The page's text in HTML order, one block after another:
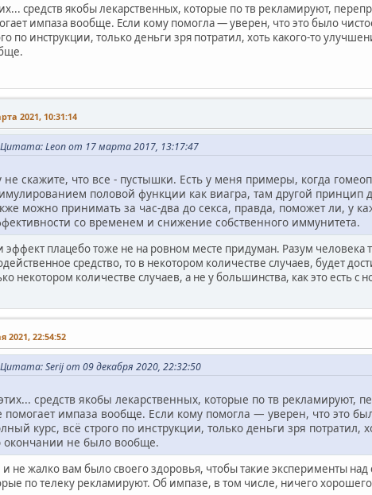
средств якобы лекарственных, которые по тв рекламируют,
импаза вообще. Если кому помогла — уверен, что это было
по инструкции, только деньги зря потратил, хоть какого-то
2021, 10:31:14
Цитата: Leon от 17 марта 2017, 13:17:47
не скажите, что все - пустышки. Есть у меня примеры, когда
половой функции как виагра, там другой принцип
можно принимать за час-два до секса, правда, поможет ли, у
со временем и снижение собственного иммунитета.
эффект плацебо тоже не на ровном месте придуман. Разум человека
средство, то в некотором количестве случаев, будет
некотором количестве случаев, а не у большинства, как это есть
2021, 22:54:52
Цитата: Serij от 09 декабря 2020, 22:32:50
средств якобы лекарственных, которые по тв рекламируют,
помогает импаза вообще. Если кому помогла — уверен, что это
курс, всё строго по инструкции, только деньги зря
окончании не было вообще.
и не жалко вам было своего здоровья, чтобы такие эксперименты
по телеку рекламируют. Об импазе, в том числе, ничего